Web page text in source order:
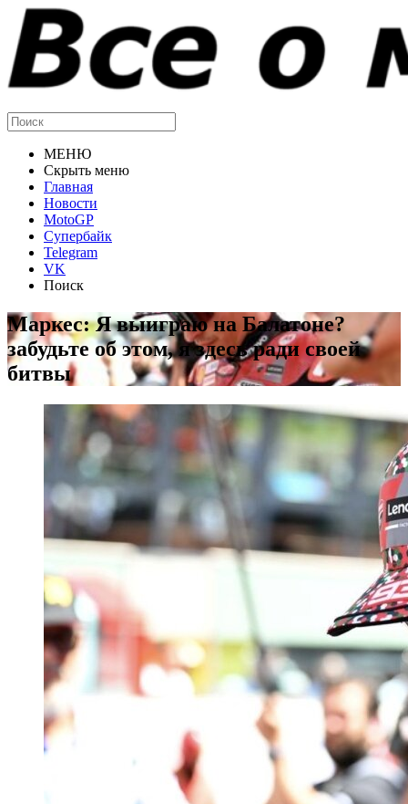
МЕНЮ
Скрыть меню
Главная
Новости
MotoGP
Супербайк
Telegram
VK
Поиск
Маркес: Я выиграю на Балатоне?
забудьте об этом, я здесь ради своей
битвы